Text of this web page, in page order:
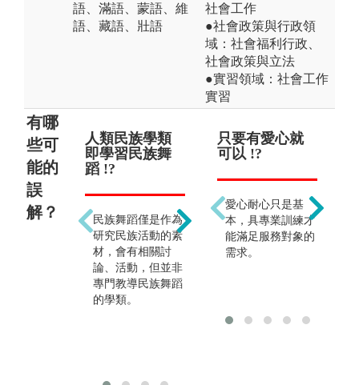
語、滿語、蒙語、維
語、藏語、壯語
社會工作
●社會政策與行政領
域：社會福利行政、
社會政策與立法
●實習領域：社會工作
實習
有哪
些可
能的
誤
解？
人類民族學類
即學習民族舞
蹈 !?
民族舞蹈僅是作為
研究民族活動的素
材，會有相關討
論、活動，但並非
專門教導民族舞蹈
的學類。
只重視學術研
究 !?
其實也著重實務與
理論的結合，培養
具備民族文化內涵
的行政管理人才，
驗取向的設計工
只要有愛心就
可以 !?
愛心耐心只是基
本，具專業訓練才
能滿足服務對象的
需求。